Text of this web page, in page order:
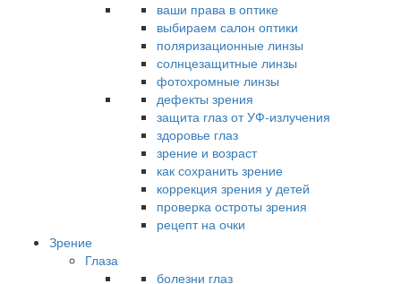
ваши права в оптике
выбираем салон оптики
поляризационные линзы
солнцезащитные линзы
фотохромные линзы
дефекты зрения
защита глаз от УФ-излучения
здоровье глаз
зрение и возраст
как сохранить зрение
коррекция зрения у детей
проверка остроты зрения
рецепт на очки
Зрение
Глаза
болезни глаз